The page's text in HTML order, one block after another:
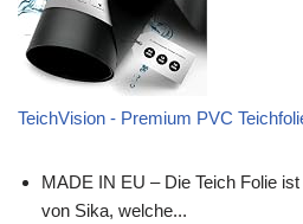
TeichVision - Premium PVC
MADE IN EU – Die Teich Folie
von Sika, welche...